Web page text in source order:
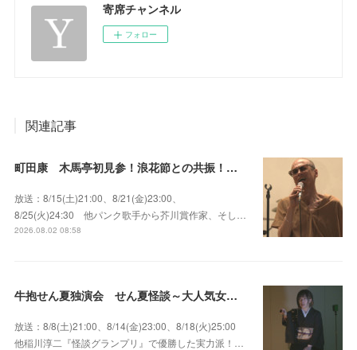
寄席チャンネル
フォロー
関連記事
町田康 木馬亭初見参！浪花節との共振！～マチダ地蔵尊 他
放送：8/15(土)21:00、8/21(金)23:00、
8/25(火)24:30 他パンク歌手から芥川賞作家、そし…
2026.08.02 08:58
牛抱せん夏独演会 せん夏怪談～大人気女性怪談師とっておきの背筋も凍る…
放送：8/8(土)21:00、8/14(金)23:00、8/18(火)25:00
他稲川淳二『怪談グランプリ』で優勝した実力派！…